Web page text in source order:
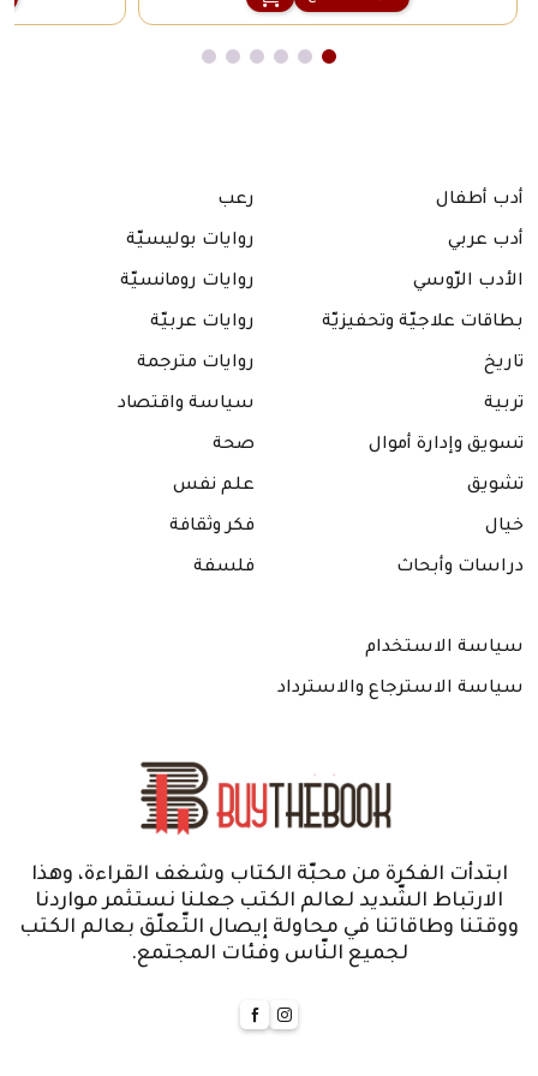
أدب أطفال
أدب عربي
الأدب الرّوسي
بطاقات علاجيّة وتحفيزيّة
تاريخ
تربية
تسويق وإدارة أموال
تشويق
خيال
دراسات وأبحاث
رعب
روايات بوليسيّة
روايات رومانسيّة
روايات عربيّة
روايات مترجمة
سياسة واقتصاد
صحة
علم نفس
فكر وثقافة
فلسفة
سياسة الاستخدام
سياسة الاسترجاع والاسترداد
ابتدأت الفكرة من محبّة الكتاب وشغف القراءة، وهذا
الارتباط الشّديد لعالم الكتب جعلنا نستثمر مواردنا
ووقتنا وطاقاتنا في محاولة إيصال التّعلّق بعالم الكتب
لجميع النّاس وفئات المجتمع.